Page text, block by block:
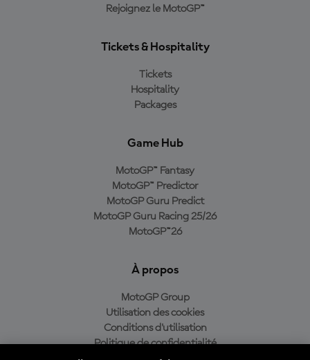
Rejoignez le MotoGP™
Tickets & Hospitality
Tickets
Hospitality
Packages
Game Hub
MotoGP™ Fantasy
MotoGP™ Predictor
MotoGP Guru Predict
MotoGP Guru Racing 25/26
MotoGP™26
À propos
MotoGP Group
Utilisation des cookies
Conditions d'utilisation
Politique de confidentialité